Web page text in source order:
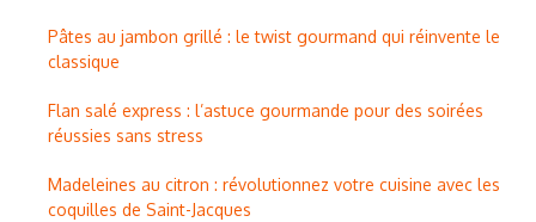
Pâtes au jambon grillé : le twist gourmand qui réinvente le
classique
Flan salé express : l’astuce gourmande pour des soirées
réussies sans stress
Madeleines au citron : révolutionnez votre cuisine avec les
coquilles de Saint-Jacques